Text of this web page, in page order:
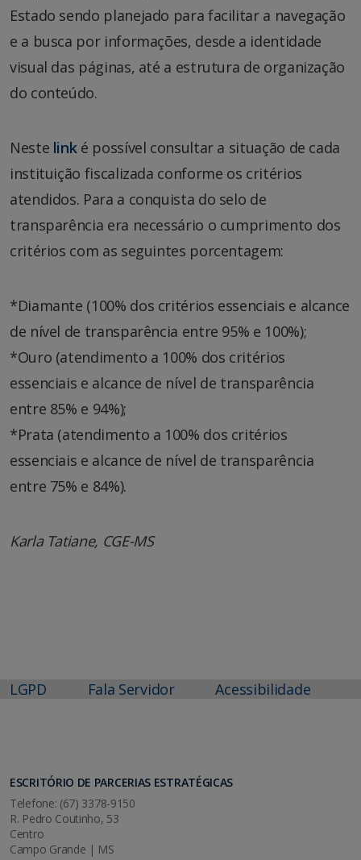
Estado sendo planejado para facilitar a navegação
e a busca por informações, desde a identidade
visual das páginas, até a estrutura de organização
do conteúdo.
Neste linké possível consultar a situação de cada
instituição fiscalizada conforme os critérios
atendidos. Para a conquista do selo de
transparência era necessário o cumprimento dos
critérios com as seguintes porcentagem:
*Diamante (100% dos critérios essenciais e alcance
de nível de transparência entre 95% e 100%);
*Ouro (atendimento a 100% dos critérios
essenciais e alcance de nível de transparência
entre 85% e 94%);
*Prata (atendimento a 100% dos critérios
essenciais e alcance de nível de transparência
entre 75% e 84%).
Karla Tatiane, CGE-MS
LGPD Fala Servidor Acessibilidade
ESCRITÓRIO DE PARCERIAS ESTRATÉGICAS
Telefone: (67) 3378-9150
R. Pedro Coutinho, 53
Centro
Campo Grande | MS